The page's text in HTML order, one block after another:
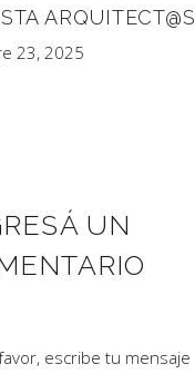
ARQUITECT@S
23, 2025
UN